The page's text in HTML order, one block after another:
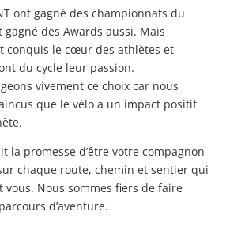
ont gagné des championnats du
gagné des Awards aussi. Mais
conquis le cœur des athlètes et
du cycle leur passion.
vivement ce choix car nous
que le vélo a un impact positif
la promesse d’être votre compagnon
chaque route, chemin et sentier qui
vous. Nous sommes fiers de faire
d’aventure.